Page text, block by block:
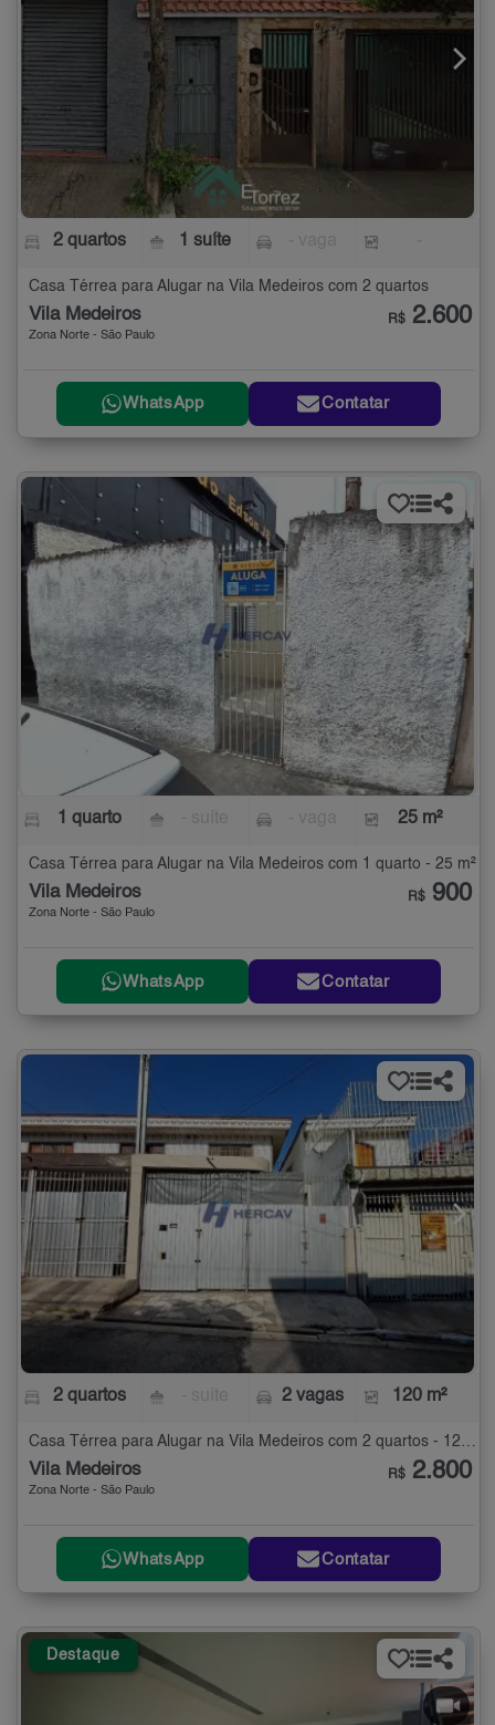
2 quartos 1 suíte
Casa Térrea para Alugar na Vila Medeiros com 2 quartos
Vila Medeiros
Zona Norte - São Paulo
R$ 2.600
WhatsApp Contatar
1 quarto 25 m²
Casa Térrea para Alugar na Vila Medeiros com 1 quarto - 25 m²
Vila Medeiros
Zona Norte - São Paulo
R$ 900
WhatsApp Contatar
2 quartos 2 vagas 120 m²
Casa Térrea para Alugar na Vila Medeiros com 2 quartos - 120 m²
Vila Medeiros
Zona Norte - São Paulo
R$ 2.800
WhatsApp Contatar
Destaque